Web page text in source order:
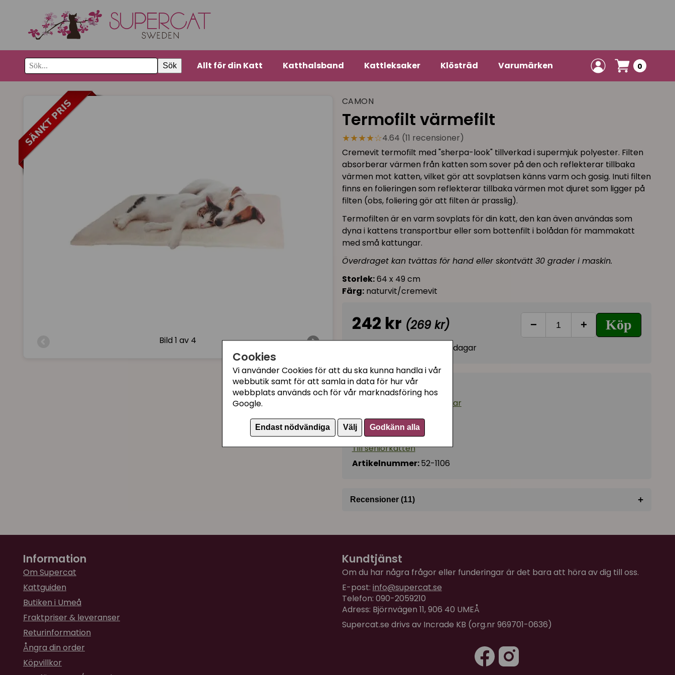
Cookies
Vi använder Cookies för att du ska kunna handla i vår
webbutik samt för att samla in data för hur vår
webbplats används och för vår marknadsföring hos
Google.
Endast nödvändiga Välj Godkänn alla
Sök Allt för din Katt Katthalsband Kattleksaker Klösträd Varumärken 0
Bild1 av 4
CAMON
Termofilt värmefilt
★★★★☆4.64 (11 recensioner)
Cremevit termofilt med "sherpa-look" tillverkad i supermjuk polyester. Filten
absorberar värmen från katten som sover på den och reflekterar tillbaka
värmen mot katten, vilket gör att sovplatsen känns varm och gosig. Inuti filten
finns en folieringen som reflekterar tillbaka värmen mot djuret som ligger på
filten (obs, foliering gör att filten är prasslig).
Termofilten är en varm sovplats för din katt, den kan även användas som
dyna i kattens transportbur eller som bottenfilt i bolådan för mammakatt
med små kattungar.
Överdraget kan tvättas för hand eller skontvätt 30 grader i maskin.
Storlek:64 x 49 cm
Färg:naturvit/cremevit
242 kr (269 kr) − + Köp
I lager, leveranstid 1-3 vardagar
Kategorier:
Kattsängar och kattbäddar
Kattuppfödning
Till kattungen
Till seniorkatten
Artikelnummer:52-1106
Recensioner (11) +
för 6 månader sedan
Elin
för 1 år sedan
Båda katterna älskar den! Har själv provat att sitta på den, och nog känner
man att den ger värme lite bättre än en vanlig filt.
Christina
Information
Om Supercat
Kattguiden
Butiken i Umeå
Fraktpriser & leveranser
Returinformation
Ångra din order
Köpvillkor
Kundtjänst
Om du har några frågor eller funderingar är det bara att höra av dig till oss.
E-post: info@supercat.se
Telefon: 090-2059210
Adress: Björnvägen 11, 906 40 UMEÅ
Supercat.se drivs av Incrade KB (org.nr 969701-0636)